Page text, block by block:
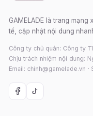
GAMELADE là trang
tế, cập nhật nội dung
Công ty chủ quản: Công ty
Chịu trách nhiệm nội dung:
Email: chinh@gamelade.vn